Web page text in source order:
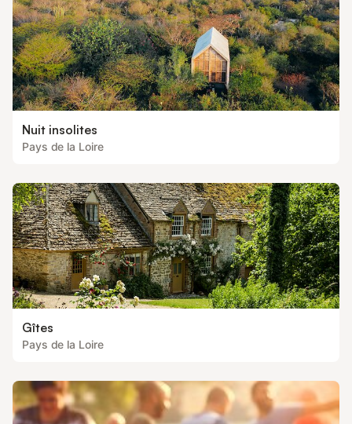
Nuit insolites
Pays de la Loire
Gîtes
Pays de la Loire